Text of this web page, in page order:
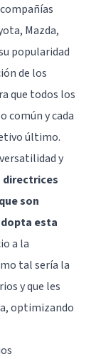
Mazda,
popularidad
de los
que todos los
común y cada
último.
y
directrices
son
esta
a la
tal sería la
y que les
optimizando